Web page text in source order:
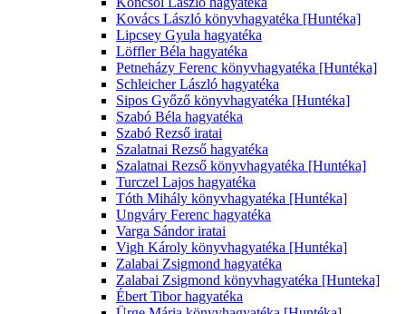
Kovács László könyvhagyatéka [Huntéka]
Lipcsey Gyula hagyatéka
Löffler Béla hagyatéka
Petneházy Ferenc könyvhagyatéka [Huntéka]
Schleicher László hagyatéka
Sipos Győző könyvhagyatéka [Huntéka]
Szabó Béla hagyatéka
Szabó Rezső iratai
Szalatnai Rezső hagyatéka
Szalatnai Rezső könyvhagyatéka [Huntéka]
Turczel Lajos hagyatéka
Tóth Mihály könyvhagyatéka [Huntéka]
Ungváry Ferenc hagyatéka
Varga Sándor iratai
Vigh Károly könyvhagyatéka [Huntéka]
Zalabai Zsigmond hagyatéka
Zalabai Zsigmond könyvhagyatéka [Hunteka]
Ébert Tibor hagyatéka